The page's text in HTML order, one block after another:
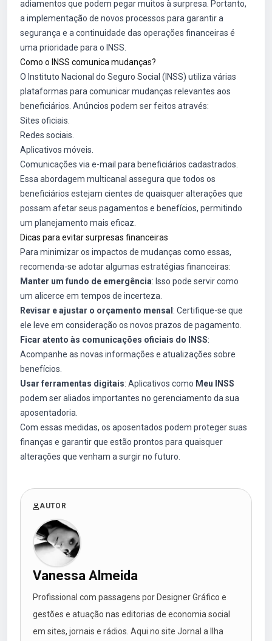
adiamentos que podem pegar muitos à surpresa. Portanto,
a implementação de novos processos para garantir a
segurança e a continuidade das operações financeiras é
uma prioridade para o INSS.
Como o INSS comunica mudanças?
O Instituto Nacional do Seguro Social (INSS) utiliza várias
plataformas para comunicar mudanças relevantes aos
beneficiários. Anúncios podem ser feitos através:
Sites oficiais.
Redes sociais.
Aplicativos móveis.
Comunicações via e-mail para beneficiários cadastrados.
Essa abordagem multicanal assegura que todos os
beneficiários estejam cientes de quaisquer alterações que
possam afetar seus pagamentos e benefícios, permitindo
um planejamento mais eficaz.
Dicas para evitar surpresas financeiras
Para minimizar os impactos de mudanças como essas,
recomenda-se adotar algumas estratégias financeiras:
Manter um fundo de emergência: Isso pode servir como
um alicerce em tempos de incerteza.
Revisar e ajustar o orçamento mensal : Certifique-se que
ele leve em consideração os novos prazos de pagamento.
Ficar atento às comunicações oficiais do INSS:
Acompanhe as novas informações e atualizações sobre
benefícios.
Usar ferramentas digitais: Aplicativos como Meu INSS
podem ser aliados importantes no gerenciamento da sua
aposentadoria.
Com essas medidas, os aposentados podem proteger suas
finanças e garantir que estão prontos para quaisquer
alterações que venham a surgir no futuro.
AUTOR
Vanessa Almeida
Profissional com passagens por Designer Gráfico e
gestões e atuação nas editorias de economia social
em sites, jornais e rádios. Aqui no site Jornal a Ilha